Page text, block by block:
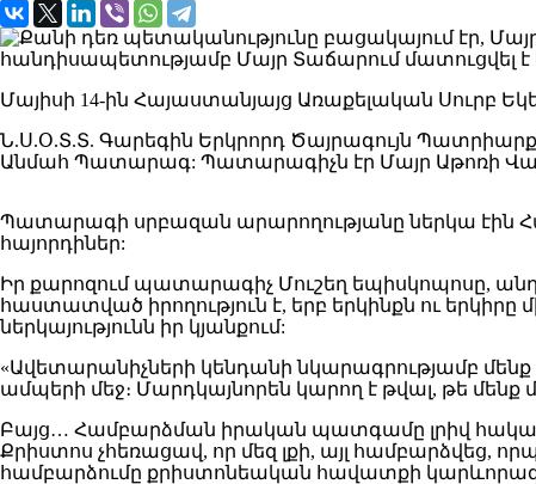
Մայիսի 14-ին Հայաստանյայց Առաքելական Սուրբ
Ն.Ս.Օ.Տ.Տ. Գարեգին Երկրորդ Ծայրագույն
Անմահ Պատարագ: Պատարագիչն էր Մայր Աթոռի
Պատարագի սրբազան արարողությանը ներկա էին
հայորդիներ:
Իր քարոզում պատարագիչ Մուշեղ եպիսկոպոսը,
հաստատված իրողություն է, երբ երկինքն ու
ներկայությունն իր կյանքում:
«Ավետարանիչների կենդանի նկարագրությամբ մենք
ամպերի մեջ։ Մարդկայնորեն կարող է թվալ, թե մենք
Բայց… Համբարձման իրական պատգամը լրիվ
Քրիստոս չհեռացավ, որ մեզ լքի, այլ համբարձվեց,
համբարձումը քրիստոնեական հավատքի